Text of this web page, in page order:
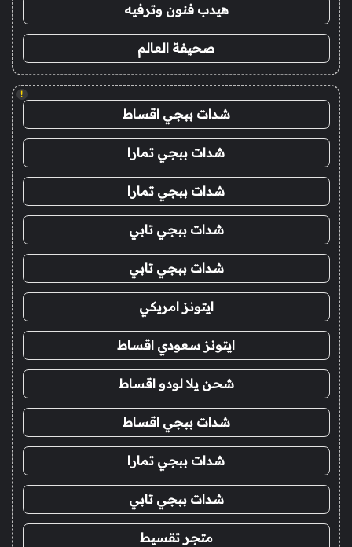
هيدب فنون وترفيه
صحيفة العالم
!
شدات ببجي اقساط
شدات ببجي تمارا
شدات ببجي تمارا
شدات ببجي تابي
شدات ببجي تابي
ايتونز امريكي
ايتونز سعودي اقساط
شحن يلا لودو اقساط
شدات ببجي اقساط
شدات ببجي تمارا
شدات ببجي تابي
متجر تقسيط